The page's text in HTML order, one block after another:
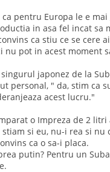
ca pentru Europa le e mai
in asa fel incat sa
ca stiu ce se cere
nu pot in acest moment
japonez de la
personal, " da, stim ca
acest lucru."
o Impreza de 2 litri
si eu, nu-i rea si nu
ca o sa-i placa.
putin? Pentru un